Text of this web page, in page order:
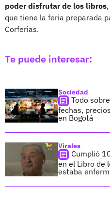
poder disfrutar de los libros
que tiene la feria preparada
Corferias.
Te puede interesar:
Sociedad
Todo
fechas,
en Bogotá
Virales
Cumplió
en el Libro de
estaba